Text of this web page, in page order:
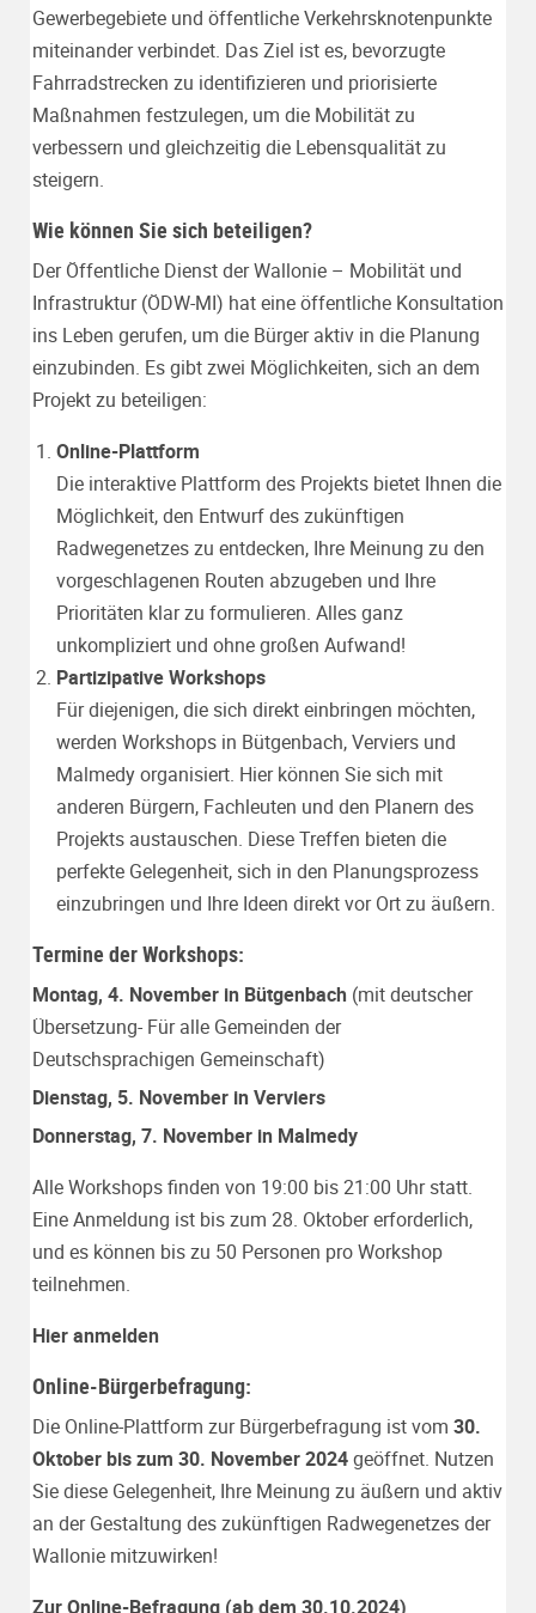
Gewerbegebiete und öffentliche Verkehrsknotenpunkte
miteinander verbindet. Das Ziel ist es, bevorzugte
Fahrradstrecken zu identifizieren und priorisierte
Maßnahmen festzulegen, um die Mobilität zu
verbessern und gleichzeitig die Lebensqualität zu
steigern.
Wie können Sie sich beteiligen?
Der Öffentliche Dienst der Wallonie – Mobilität und
Infrastruktur (ÖDW-MI) hat eine öffentliche Konsultation
ins Leben gerufen, um die Bürger aktiv in die Planung
einzubinden. Es gibt zwei Möglichkeiten, sich an dem
Projekt zu beteiligen:
Online-Plattform
Die interaktive Plattform des Projekts bietet Ihnen die
Möglichkeit, den Entwurf des zukünftigen
Radwegenetzes zu entdecken, Ihre Meinung zu den
vorgeschlagenen Routen abzugeben und Ihre
Prioritäten klar zu formulieren. Alles ganz
unkompliziert und ohne großen Aufwand!
Partizipative Workshops
Für diejenigen, die sich direkt einbringen möchten,
werden Workshops in Bütgenbach, Verviers und
Malmedy organisiert. Hier können Sie sich mit
anderen Bürgern, Fachleuten und den Planern des
Projekts austauschen. Diese Treffen bieten die
perfekte Gelegenheit, sich in den Planungsprozess
einzubringen und Ihre Ideen direkt vor Ort zu äußern.
Termine der Workshops:
Montag, 4. November in Bütgenbach (mit deutscher
Übersetzung- Für alle Gemeinden der
Deutschsprachigen Gemeinschaft)
Dienstag, 5. November in Verviers
Donnerstag, 7. November in Malmedy
Alle Workshops finden von 19:00 bis 21:00 Uhr statt.
Eine Anmeldung ist bis zum 28. Oktober erforderlich,
und es können bis zu 50 Personen pro Workshop
teilnehmen.
Hier anmelden
Online-Bürgerbefragung:
Die Online-Plattform zur Bürgerbefragung ist vom 30.
Oktober bis zum 30. November 2024geöffnet. Nutzen
Sie diese Gelegenheit, Ihre Meinung zu äußern und aktiv
an der Gestaltung des zukünftigen Radwegenetzes der
Wallonie mitzuwirken!
Zur Online-Befragung (ab dem 30.10.2024)